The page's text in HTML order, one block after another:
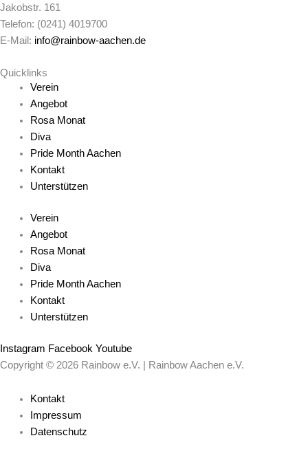
Jakobstr. 161
Telefon: (0241) 4019700
E-Mail: info@rainbow-aachen.de
Quicklinks
Verein
Angebot
Rosa Monat
Diva
Pride Month Aachen
Kontakt
Unterstützen
Verein
Angebot
Rosa Monat
Diva
Pride Month Aachen
Kontakt
Unterstützen
Instagram Facebook Youtube
Copyright © 2026 Rainbow e.V. | Rainbow Aachen e.V.
Kontakt
Impressum
Datenschutz